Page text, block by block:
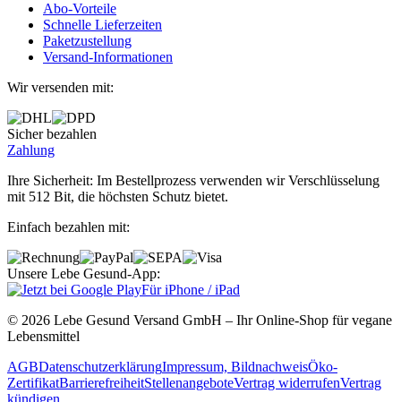
Abo‐Vorteile
Schnelle Lieferzeiten
Paketzustellung
Versand‐Informationen
Wir versenden mit:
Sicher bezahlen
Zahlung
Ihre Sicherheit: Im Bestellprozess verwenden wir Verschlüsselung
mit 512 Bit, die höchsten Schutz bietet.
Einfach bezahlen mit:
Unsere Lebe Gesund-App:
Für iPhone / iPad
© 2026 Lebe Gesund Versand GmbH – Ihr Online‐Shop für vegane
Lebensmittel
AGBDatenschutzerklärungImpressum, BildnachweisÖko‐
ZertifikatBarrierefreiheitStellenangeboteVertrag widerrufenVertrag